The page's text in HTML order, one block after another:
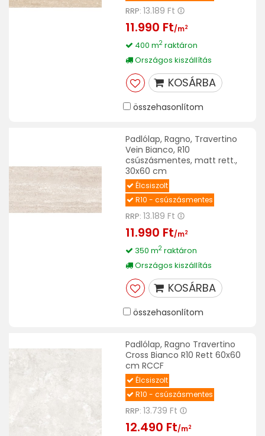
RRP: 13.189 Ft
11.990 Ft/m2
400 m2raktáron
Országos kiszállítás
KOSÁRBA
összehasonlítom
Padlólap, Ragno, Travertino
Vein Bianco, R10
csúszásmentes, matt rett.,
30x60 cm
Élcsiszolt
R10 - csúszásmentes
RRP: 13.189 Ft
11.990 Ft/m2
350 m2raktáron
Országos kiszállítás
KOSÁRBA
összehasonlítom
Padlólap, Ragno Travertino
Cross Bianco R10 Rett 60x60
cm RCCF
Élcsiszolt
R10 - csúszásmentes
RRP: 13.739 Ft
12.490 Ft/m2